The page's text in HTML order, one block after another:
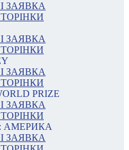
ЗАЯВКА
ЗАЯВКА
ЗАЯВКА
PRIZE
ЗАЯВКА
АМЕРИКА
ЗАЯВКА